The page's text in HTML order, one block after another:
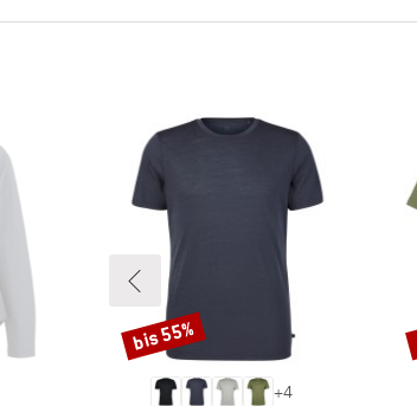
+4
Rabatt
bis 55%